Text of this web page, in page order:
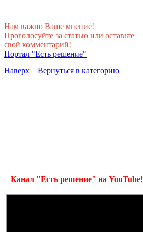
Нам важно Ваше мнение!
Проголосуйте за статью или оставьте
свой комментарий!
Портал "Есть решение"
Наверх Вернуться в категорию
Канал "Есть решение" на YouTube!